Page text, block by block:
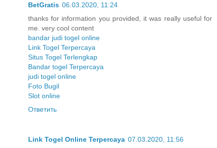
BetGratis 06.03.2020, 11:24
thanks for information you provided, it was really useful for
me. very cool content
bandar judi togel online
Link Togel Terpercaya
Situs Togel Terlengkap
Bandar togel Terpercaya
judi togel online
Foto Bugil
Slot online
Ответить
Link Togel Online Terpercaya 07.03.2020, 11:56